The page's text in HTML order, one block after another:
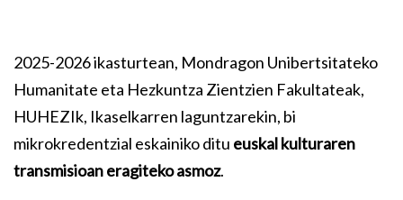
2025-2026 ikasturtean, Mondragon Unibertsitateko
Humanitate eta Hezkuntza Zientzien Fakultateak,
HUHEZIk, Ikaselkarren laguntzarekin, bi
mikrokredentzial eskainiko ditu euskal kulturaren
transmisioan eragiteko asmoz.